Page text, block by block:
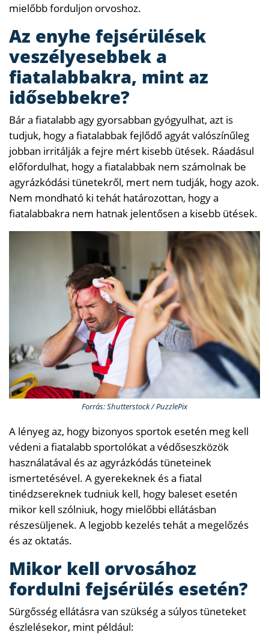
mielőbb forduljon orvoshoz.
Az enyhe fejsérülések
veszélyesebbek a
fiatalabbakra, mint az
idősebbekre?
Bár a fiatalabb agy gyorsabban gyógyulhat, azt is
tudjuk, hogy a fiatalabbak fejlődő agyát valószínűleg
jobban irritálják a fejre mért kisebb ütések. Ráadásul
előfordulhat, hogy a fiatalabbak nem számolnak be
agyrázkódási tünetekről, mert nem tudják, hogy azok.
Nem mondható ki tehát határozottan, hogy a
fiatalabbakra nem hatnak jelentősen a kisebb ütések.
Forrás: Shutterstock / PuzzlePix
A lényeg az, hogy bizonyos sportok esetén meg kell
védeni a fiatalabb sportolókat a védőseszközök
használatával és az agyrázkódás tüneteinek
ismertetésével. A gyerekeknek és a fiatal
tinédzsereknek tudniuk kell, hogy baleset esetén
mikor kell szólniuk, hogy mielőbbi ellátásban
részesüljenek. A legjobb kezelés tehát a megelőzés
és az oktatás.
Mikor kell orvosához
fordulni fejsérülés esetén?
Sürgősség ellátásra van szükség a súlyos tüneteket
észlelésekor, mint például: